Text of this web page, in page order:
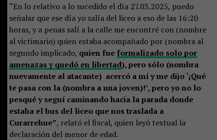
“En lo relativo a lo sucedido el día 27.03.2025, puedo
señalar que ese día yo salía del liceo a eso de las 16:20
horas, y a penas salí a la calle me encontré con (nombre
al victimario) quien estaba acompañado por (nombra al
segundo implicado, quien fue formalizado solo por
amenazas y quedó en libertad), pero sólo (nombra
nuevamente al atacante) acercó a mí y me dijo ‘¡Qué
te pasa con la (nombra a una joven)!’, pero yo no lo
pesqué y seguí caminando hacia la parada donde
estaba el bus del liceo que nos traslada a
Curarrehuе”, relató el fiscal, quien leyó textual la
declaración del menor de edad.